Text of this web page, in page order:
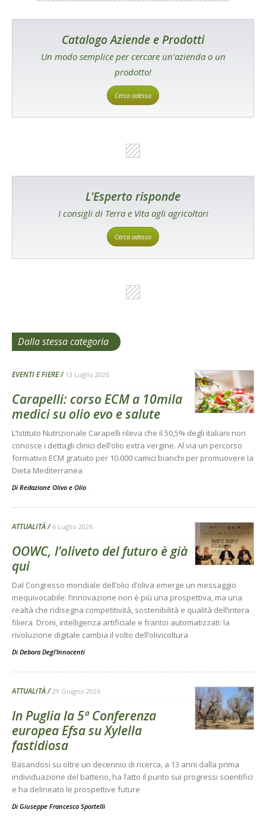
Catalogo Aziende e Prodotti
Un modo semplice per cercare un'azienda o un
prodotto!
Cerca adesso
L'Esperto risponde
I consigli di Terra e Vita agli agricoltori
Cerca adesso
Dalla stessa categoria
EVENTI E FIERE 13 Luglio 2026
Carapelli: corso ECM a 10mila
medici su olio evo e salute
L’Istituto Nutrizionale Carapelli rileva che il 50,5% degli italiani non
conosce i dettagli clinici dell’olio extra vergine. Al via un percorso
formativo ECM gratuito per 10.000 camici bianchi per promuovere la
Dieta Mediterranea
Di Redazione Olivo e Olio -
ATTUALITÀ 6 Luglio 2026
OOWC, l’oliveto del futuro è già
qui
Dal Congresso mondiale dell’olio d’oliva emerge un messaggio
inequivocabile: l’innovazione non è più una prospettiva, ma una
realtà che ridisegna competitività, sostenibilità e qualità dell’intera
filiera. Droni, intelligenza artificiale e frantoi automatizzati: la
rivoluzione digitale cambia il volto dell’olivicoltura
Di Debora Degl’Innocenti
ATTUALITÀ 29 Giugno 2026
In Puglia la 5ª Conferenza
europea Efsa su Xylella
fastidiosa
Basandosi su oltre un decennio di ricerca, a 13 anni dalla prima
individuazione del batterio, ha fatto il punto sui progressi scientifici
e ha delineato le prospettive future
Di Giuseppe Francesco Sportelli